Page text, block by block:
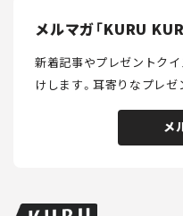
メルマガ「KURU
新着記事やプレゼントク
けします。耳寄りなプレゼ
メ